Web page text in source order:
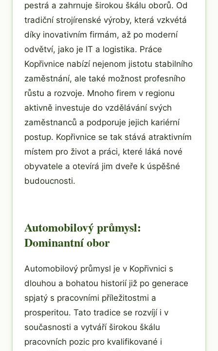
pestrá a zahrnuje širokou škálu oborů. Od
tradiční strojírenské výroby, která vzkvétá
díky inovativním firmám, až po moderní
odvětví, jako je IT a logistika. Práce
Kopřivnice nabízí nejenom jistotu stabilního
zaměstnání, ale také možnost profesního
růstu a rozvoje. Mnoho firem v regionu
aktivně investuje do vzdělávání svých
zaměstnanců a podporuje jejich kariérní
postup. Kopřivnice se tak stává atraktivním
místem pro život a práci, které láká nové
obyvatele a otevírá jim dveře k úspěšné
budoucnosti.
Automobilový průmysl:
Dominantní obor
Automobilový průmysl je v Kopřivnici s
dlouhou a bohatou historií již po generace
spjatý s pracovními příležitostmi a
prosperitou. Tato tradice se rozvíjí i v
současnosti a vytváří širokou škálu
pracovních pozic pro kvalifikované i